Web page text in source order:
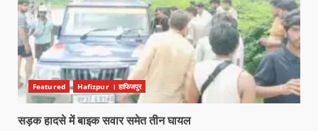
Featured Hafizpur । हाफिजपुर
सड़क हादसे में बाइक सवार समेत तीन घायल